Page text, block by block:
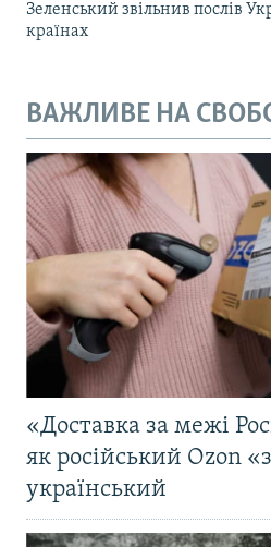
Зеленський звільнив послів
країнах
ВАЖЛИВЕ НА
«Доставка за межі
як російський Ozon
український